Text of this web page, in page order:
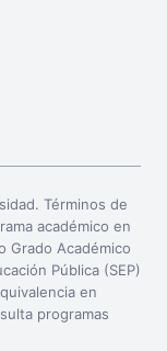
Términos de
académico en
Grado Académico
Pública (SEP)
en
programas